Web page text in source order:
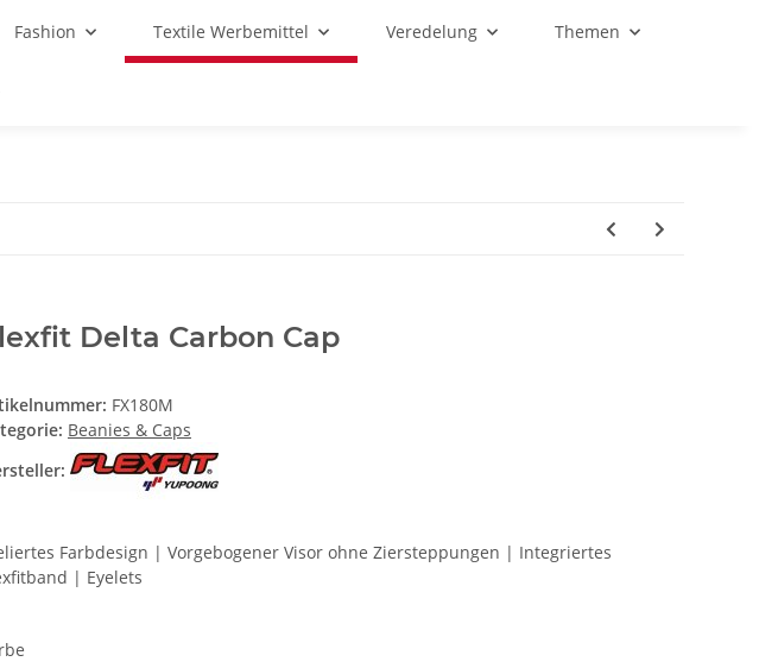
Fashion Textile Werbemittel Veredelung Themen
Delta Carbon Cap
FX180M
Beanies & Caps
Farbdesign | Vorgebogener Visor ohne Ziersteppungen | Integriertes
| Eyelets